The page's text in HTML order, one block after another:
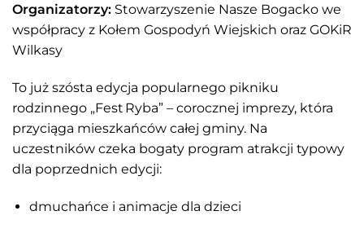
Organizatorzy: Stowarzyszenie Nasze Bogacko we
współpracy z Kołem Gospodyń Wiejskich oraz GOKiR
Wilkasy
To już szósta edycja popularnego pikniku
rodzinnego „Fest Ryba” – corocznej imprezy, która
przyciąga mieszkańców całej gminy. Na
uczestników czeka bogaty program atrakcji typowy
dla poprzednich edycji:
dmuchańce i animacje dla dzieci